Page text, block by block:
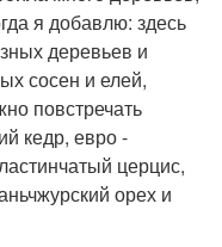
я добавлю: здесь
деревьев и
сосен и елей,
повстречать
кедр, евро -
церцис,
орех и